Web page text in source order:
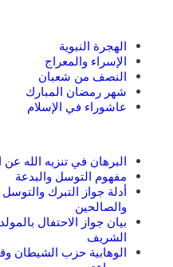
الهجرة النبوية
الإسراء والمعراج
النصف من شعبان
شهر رمضان المبارك
عاشوراء في الإسلام
البرهان في تنزيه الله عن
مفهوم التوسل والبدعة
أدلة جواز التبرك والتوسل
والصالحين
بيان جواز الاحتفال
الشريف
الوهابية حزب الشيطان